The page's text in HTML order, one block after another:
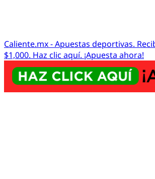
Caliente.mx - Apuestas deportivas.
$1,000. Haz clic aquí. ¡Apuesta ahora!